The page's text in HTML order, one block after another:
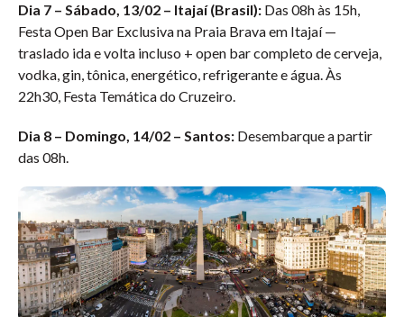
Dia 7 – Sábado, 13/02 – Itajaí (Brasil): Das 08h às 15h,
Festa Open Bar Exclusiva na Praia Brava em Itajaí —
traslado ida e volta incluso + open bar completo de cerveja,
vodka, gin, tônica, energético, refrigerante e água. Às
22h30, Festa Temática do Cruzeiro.
Dia 8 – Domingo, 14/02 – Santos: Desembarque a partir
das 08h.